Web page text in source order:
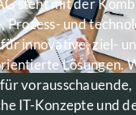
steht mit der
Prozess- und
innovative, ziel-
Lösungen.
vorausschauende,
IT-Konzepte und